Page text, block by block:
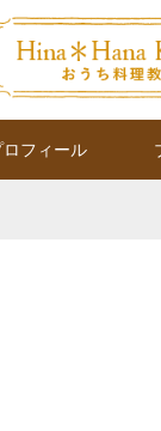
ロフィール